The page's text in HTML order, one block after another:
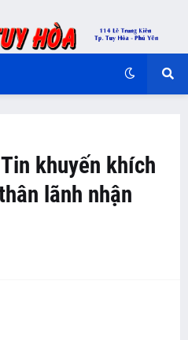
khuyến khích
lãnh nhận